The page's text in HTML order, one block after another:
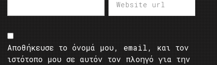
Αποθήκευσε το όνομά μου, email, και τον
ιστότοπο μου σε αυτόν τον πλοηγό για την